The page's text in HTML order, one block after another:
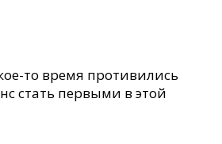
то время противились
стать первыми в этой